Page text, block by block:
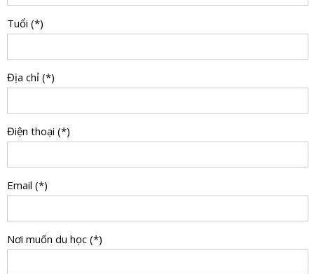
Tuổi (*)
Địa chỉ (*)
Điện thoại (*)
Email (*)
Nơi muốn du học (*)